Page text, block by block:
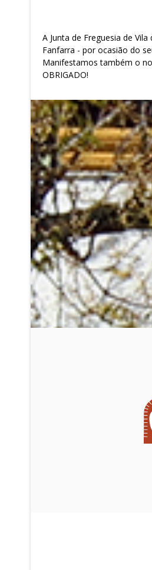
A Junta de Freguesia de
Fanfarra - por ocasião do
Manifestamos também o
OBRIGADO!